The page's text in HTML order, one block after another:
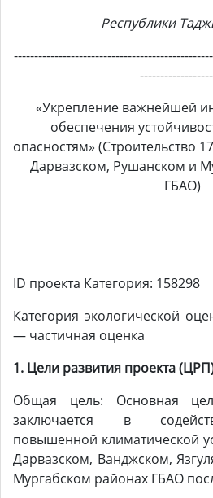
Республики
«Укрепление важнейшей
обеспечения
опасностям» (Строительство
Дарвазском, Рушанском и
ГБАО)
ID проекта Категория: 158298
Категория экологической
— частичная оценка
1. Цели развития проекта
Общая цель: Основная
заключается в
повышенной климатической
Дарвазском, Ванджском,
Мургабском районах ГБАО